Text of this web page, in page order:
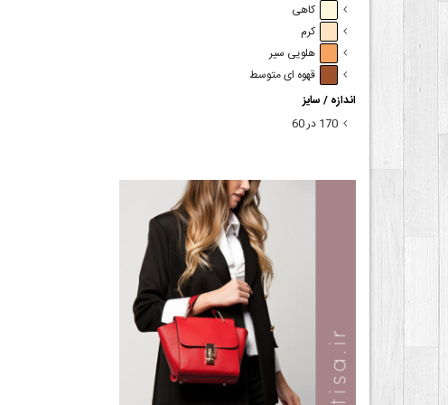
کاهی
کرم
هلویی سیر
قهوه ای متوسط
اندازه / سایز
170 در 60